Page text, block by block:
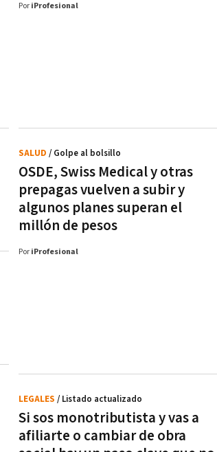
Por iProfesional
OSDE, Swiss Medical y otras
prepagas vuelven a subir y
algunos planes superan el
millón de pesos
SALUD / Golpe al bolsillo
Por iProfesional
Si sos monotributista y vas a
afiliarte o cambiar de obra
LEGALES / Listado actualizado